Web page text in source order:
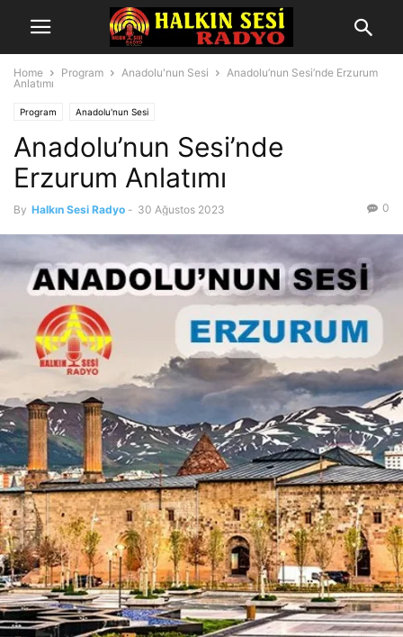
Home Program Anadolu'nun Sesi
Anadolu’nun Sesi’nde Erzurum
Anlatımı
Program Anadolu'nun Sesi
Anadolu’nun Sesi’nde
Erzurum Anlatımı
By Halkın Sesi Radyo - 30 Ağustos 2023 0